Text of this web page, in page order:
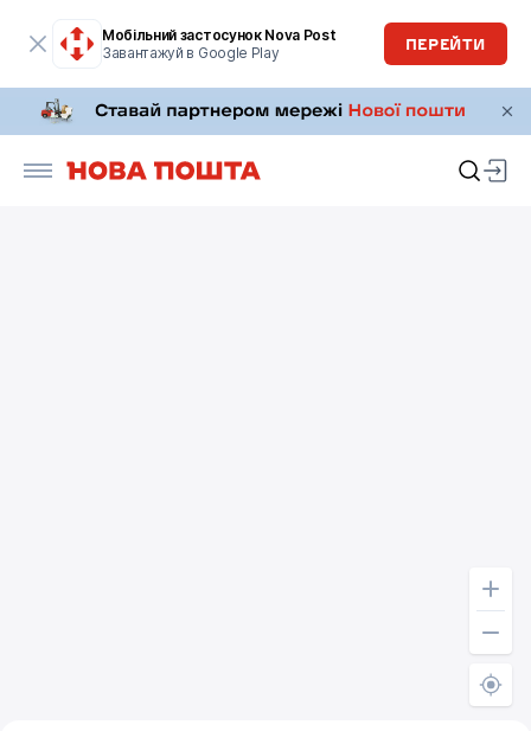
Мобільний застосунок Nova Post
Завантажуй в Google Play
ПЕРЕЙТИ